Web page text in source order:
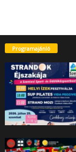
Programajánló